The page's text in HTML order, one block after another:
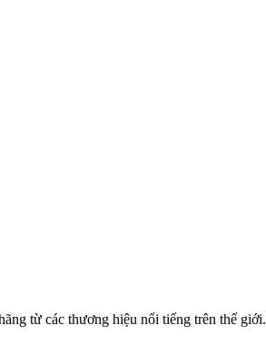
từ các thương hiệu nổi tiếng trên thế giới.